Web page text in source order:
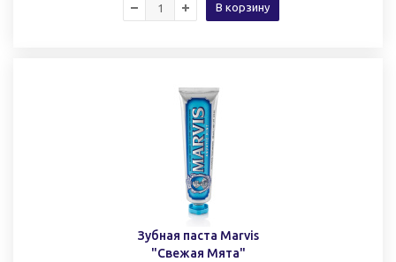
В корзину
Зубная паста Marvis
"Cвежая Мята"